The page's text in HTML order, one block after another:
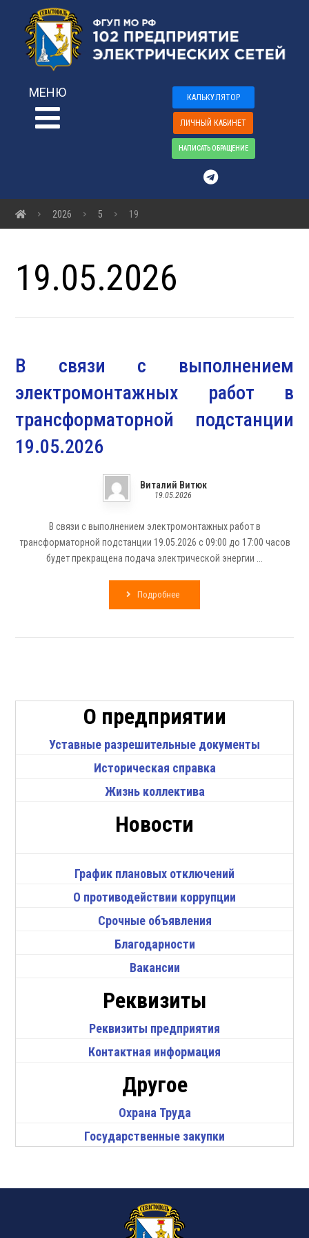
МЕНЮ КАЛЬКУЛЯТОР
ЛИЧНЫЙ КАБИНЕТ
НАПИСАТЬ ОБРАЩЕНИЕ
2026 5 19
19.05.2026
В связи с выполнением
электромонтажных работ в
трансформаторной подстанции
19.05.2026
Виталий Витюк
19.05.2026
В связи с выполнением электромонтажных работ в
трансформаторной подстанции 19.05.2026 с 09:00 до 17:00 часов
будет прекращена подача электрической энергии ...
Подробнее
О предприятии
Уставные разрешительные документы
Историческая справка
Жизнь коллектива
Новости
График плановых отключений
О противодействии коррупции
Срочные объявления
Благодарности
Вакансии
Реквизиты
Реквизиты предприятия
Контактная информация
Другое
Охрана Труда
Государственные закупки